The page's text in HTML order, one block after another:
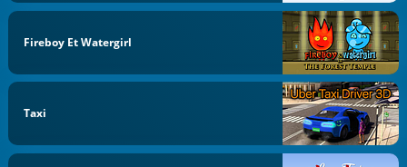
Fireboy Et Watergirl
Taxi